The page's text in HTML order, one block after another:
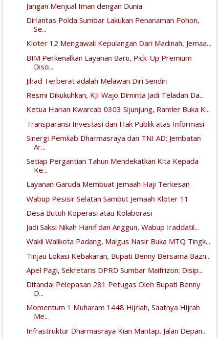
Jangan Menjual Iman dengan Dunia
Dirlantas Polda Sumbar Lakukan Penanaman Pohon,
Se...
Kloter 12 Mengawali Kepulangan Dari Madinah, Jemaa...
BIM Perkenalkan Layanan Baru, Pick-Up Premium
Diso...
Jihad Terberat adalah Melawan Diri Sendiri
Resmi Dikukuhkan, KJI Wajo Diminta Jadi Teladan Da...
Ketua Harian Kwarcab 0303 Sijunjung, Ramler Buka K...
Transparansi Investasi dan Hak Publik atas Informasi
Sinergi Pemkab Dharmasraya dan TNI AD: Jembatan
Ar...
Setiap Pergantian Tahun Mendekatkan Kita Kepada
Ke...
Layanan Garuda Membuat jemaah Haji Terkesan
Wabup Pesisir Selatan Sambut Jemaah Kloter 11
Desa Butuh Koperasi atau Kolaborasi
Jadi Saksi Nikah Hanif dan Anggun, Wabup Iraddatil...
Wakil Walikota Padang, Maigus Nasir Buka MTQ Tingk...
Tinjau Lokasi Kebakaran, Bupati Benny Bersama Bazn...
Apel Pagi, Sekretaris DPRD Sumbar Maifrizon: Disip...
Ditandai Pelepasan 281 Petugas Oleh Bupati Benny
D...
Momentum 1 Muharam 1448 Hijriah, Saatnya Hijrah
Me...
Infrastruktur Dharmasraya Kian Mantap, Jalan Depan...